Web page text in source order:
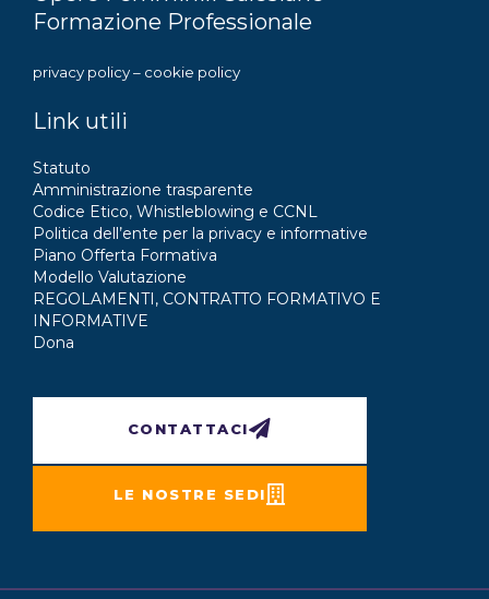
Formazione Professionale
privacy policy– cookie policy
Link utili
Statuto
Amministrazione trasparente
Codice Etico, Whistleblowing e CCNL
Politica dell’ente per la privacy e informative
Piano Offerta Formativa
Modello Valutazione
REGOLAMENTI, CONTRATTO FORMATIVO E
INFORMATIVE
Dona
CONTATTACI
LE NOSTRE SEDI